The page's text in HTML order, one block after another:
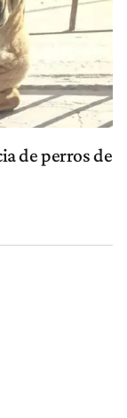
de perros de